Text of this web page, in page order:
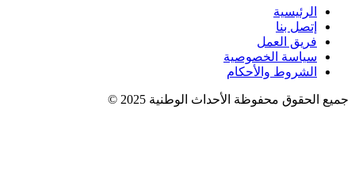
الرئيسية
إتصل بنا
فريق العمل
سياسة الخصوصية
الشروط والأحكام
جميع الحقوق محفوظة الأحداث الوطنية 2025 ©